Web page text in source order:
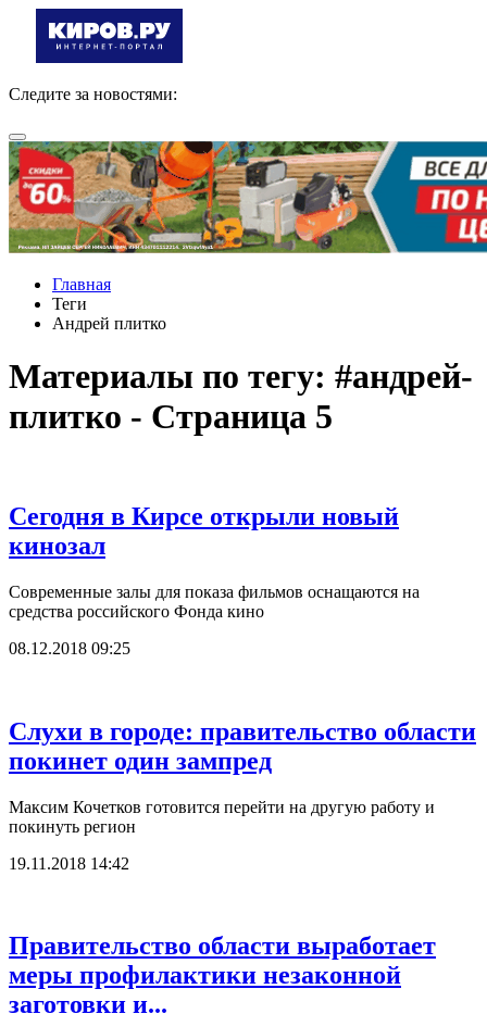
Следите за новостями:
Главная
Теги
Андрей плитко
Материалы по тегу: #андрей-
плитко - Страница 5
Сегодня в Кирсе открыли новый
кинозал
Современные залы для показа фильмов оснащаются на
средства российского Фонда кино
08.12.2018 09:25
Слухи в городе: правительство области
покинет один зампред
Максим Кочетков готовится перейти на другую работу и
покинуть регион
19.11.2018 14:42
Правительство области выработает
меры профилактики незаконной
заготовки и...